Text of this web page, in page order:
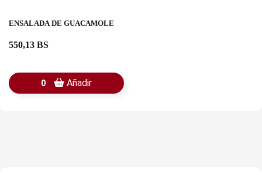
ENSALADA DE GUACAMOLE
550,13 BS
0 Añadir